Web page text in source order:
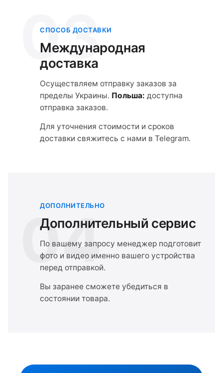
03
СПОСОБ ДОСТАВКИ
Международная
доставка
Осуществляем отправку заказов за
пределы Украины. Польша: доступна
отправка заказов.
Для уточнения стоимости и сроков
доставки свяжитесь с нами в Telegram.
04
ДОПОЛНИТЕЛЬНО
Дополнительный сервис
По вашему запросу менеджер подготовит
фото и видео именно вашего устройства
перед отправкой.
Вы заранее сможете убедиться в
состоянии товара.